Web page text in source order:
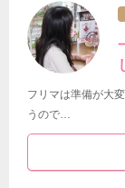
フリマは準備が大
うので…